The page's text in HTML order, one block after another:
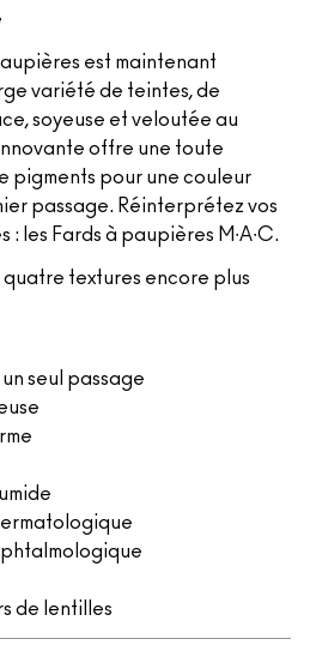
est maintenant
variété de teintes, de
soyeuse et veloutée au
offre une toute
pigments pour une couleur
passage. Réinterprétez vos
les Fards à paupières M∙A∙C.
textures encore plus
seul passage
de lentilles